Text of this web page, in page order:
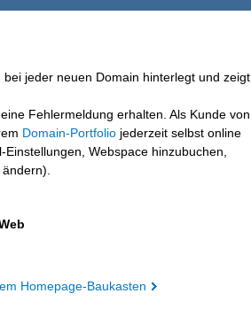
jeder neuen Domain hinterlegt und zeigt,
Fehlermeldung erhalten. Als Kunde von
Domain-Portfolio jederzeit selbst online
Webspace hinzubuchen,
Homepage-Baukasten